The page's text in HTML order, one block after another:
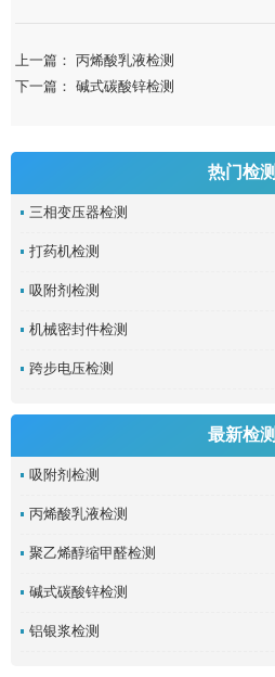
上一篇：丙烯酸乳液检测
下一篇：碱式碳酸锌检测
热门检测
三相变压器检测
打药机检测
吸附剂检测
机械密封件检测
跨步电压检测
最新检测
吸附剂检测
丙烯酸乳液检测
聚乙烯醇缩甲醛检测
碱式碳酸锌检测
铝银浆检测